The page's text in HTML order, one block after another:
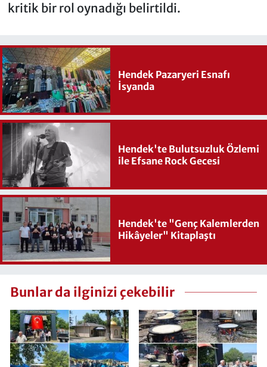
kritik bir rol oynadığı belirtildi.
Hendek Pazaryeri Esnafı
İsyanda
Hendek'te Bulutsuzluk Özlemi
ile Efsane Rock Gecesi
Hendek'te "Genç Kalemlerden
Hikâyeler" Kitaplaştı
Bunlar da ilginizi çekebilir